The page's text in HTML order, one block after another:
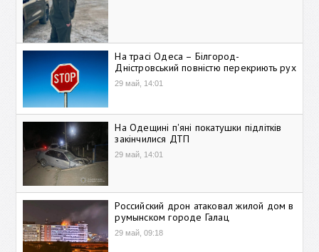
На трасі Одеса – Білгород-
Дністровський повністю перекриють рух
29 май, 14:01
На Одещині п'яні покатушки підлітків
закінчилися ДТП
29 май, 14:01
Российский дрон атаковал жилой дом в
румынском городе Галац
29 май, 09:18